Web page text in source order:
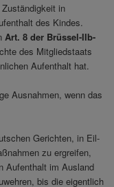
in
des Kindes.
Art. 8 der Brüssel-IIb-
des Mitgliedstaats
Aufenthalt hat.
Ausnahmen, wenn das
Gerichten, in Eil-
zu ergreifen,
Aufenthalt im Ausland
bis die eigentlich